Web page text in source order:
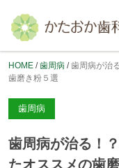
HOME 歯周病
歯周病が治
歯磨き粉５選
歯周病
歯周病が治る！
たオススメの歯